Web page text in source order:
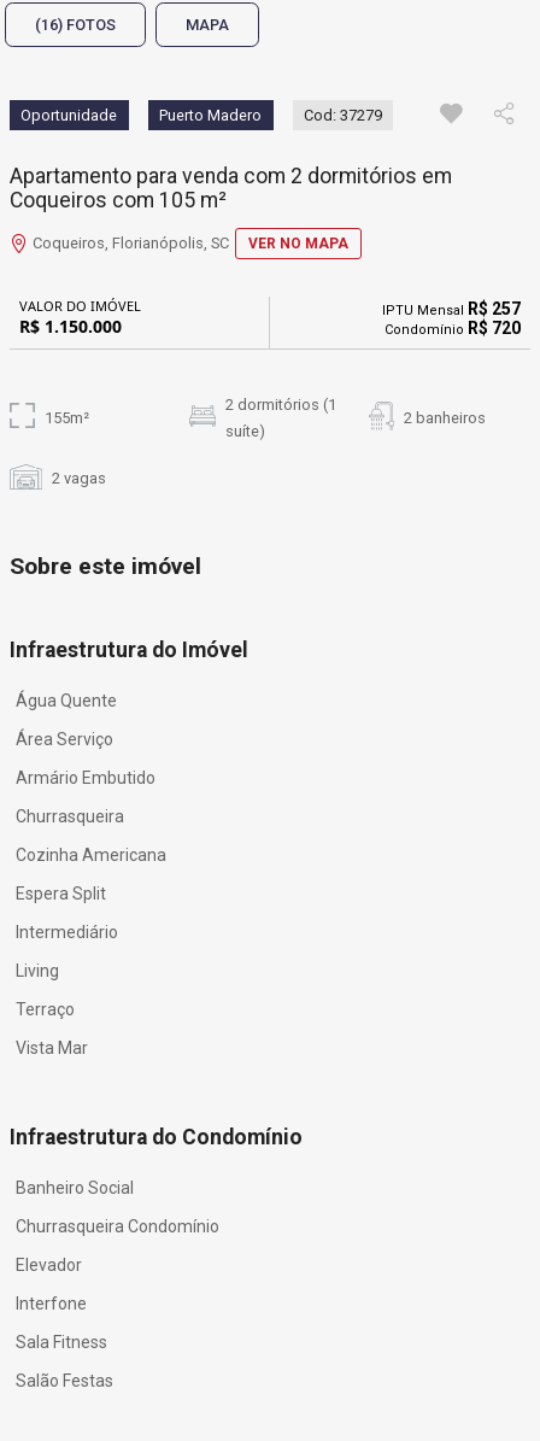
(16) FOTOS MAPA
Oportunidade Puerto Madero Cod: 37279
Apartamento para venda com 2 dormitórios em
Coqueiros com 105 m²
Coqueiros, Florianópolis, SC VER NO MAPA
VALOR DO IMÓVEL
R$ 1.150.000
IPTU Mensal R$ 257
Condomínio R$ 720
155m²
2 dormitórios (1
suíte)
2 banheiros
2 vagas
Sobre este imóvel
Infraestrutura do Imóvel
Água Quente
Área Serviço
Armário Embutido
Churrasqueira
Cozinha Americana
Espera Split
Intermediário
Living
Terraço
Vista Mar
Infraestrutura do Condomínio
Banheiro Social
Churrasqueira Condomínio
Elevador
Interfone
Sala Fitness
Salão Festas